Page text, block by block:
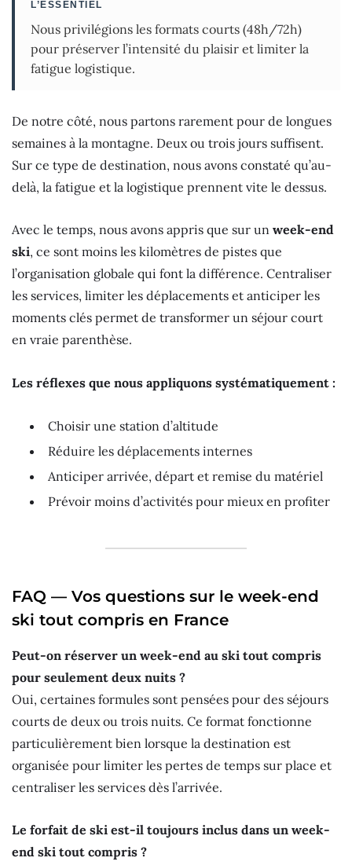
L’ESSENTIEL
Nous privilégions les formats courts (48h/72h)
pour préserver l’intensité du plaisir et limiter la
fatigue logistique.
De notre côté, nous partons rarement pour de longues
semaines à la montagne. Deux ou trois jours suffisent.
Sur ce type de destination, nous avons constaté qu’au-
delà, la fatigue et la logistique prennent vite le dessus.
Avec le temps, nous avons appris que sur un week-end
ski, ce sont moins les kilomètres de pistes que
l’organisation globale qui font la différence. Centraliser
les services, limiter les déplacements et anticiper les
moments clés permet de transformer un séjour court
en vraie parenthèse.
Les réflexes que nous appliquons systématiquement :
Choisir une station d’altitude
Réduire les déplacements internes
Anticiper arrivée, départ et remise du matériel
Prévoir moins d’activités pour mieux en profiter
FAQ — Vos questions sur le week-end
ski tout compris en France
Peut-on réserver un week-end au ski tout compris
pour seulement deux nuits ?
Oui, certaines formules sont pensées pour des séjours
courts de deux ou trois nuits. Ce format fonctionne
particulièrement bien lorsque la destination est
organisée pour limiter les pertes de temps sur place et
centraliser les services dès l’arrivée.
Le forfait de ski est-il toujours inclus dans un week-
end ski tout compris ?